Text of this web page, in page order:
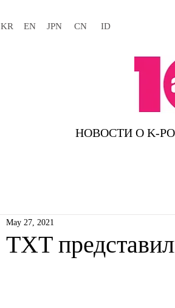
KR EN JPN CN ID
НОВОСТИ О K-
TXT
May 27, 2021